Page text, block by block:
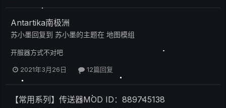
Antartika南极洲
苏小墨回复到 苏小墨的主题在 地图模组
开服器方式不对吧
2021年3月26日 12篇回复
【常用系列】传送器MOD ID：889745138